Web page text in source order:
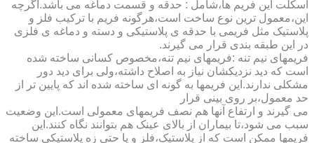
اسکلت این فریم ها،شامل : حدقه و قسمت دماغه می باشد.اگرچه
این،معمول ترین نوع ساخت است،هرگونه فریم با ترکیب فلز و
پلاستیک مثل فریمی با حدقه ی پلاستیکی و دسته و دماغه ی فلزی
در این طبقه بندی قرار می گیرند.
فریمهای نیم تنه :فریمهای نیم تنه،مخصوص کسانی ساخته شده
است که دید نزدیکشان نیاز به اصلاح داشته،ولی برای دید دور
مشکلی ندارند.این فریمها به گونه ای ساخته شده اند که پایین تر از
حد معمول،بر روی بینی قرار
می گیرند و ارتفاع آنها هم نصف فریمهای معمولی است.این وضعیت
سبب می شود،تا بیماران از بالای عینک هم بتوانند نگاه کنند.این
فریمها ممکن است که از پلاستیک،فلز و یا حتی زه پلاستیکی ساخته